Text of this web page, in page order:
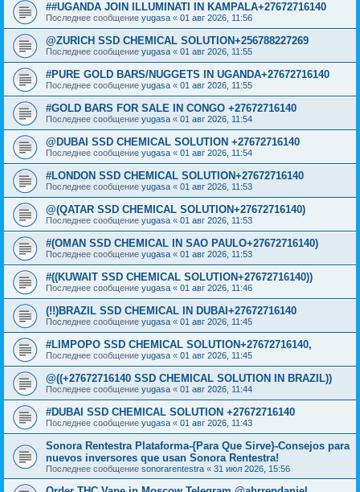
##UGANDA JOIN ILLUMINATI IN KAMPALA+27672716140
Последнее сообщение yugasa « 01 авг 2026, 11:56
@ZURICH SSD CHEMICAL SOLUTION+256788227269
Последнее сообщение yugasa « 01 авг 2026, 11:55
#PURE GOLD BARS/NUGGETS IN UGANDA+27672716140
Последнее сообщение yugasa « 01 авг 2026, 11:55
#GOLD BARS FOR SALE IN CONGO +27672716140
Последнее сообщение yugasa « 01 авг 2026, 11:54
@DUBAI SSD CHEMICAL SOLUTION +27672716140
Последнее сообщение yugasa « 01 авг 2026, 11:54
#LONDON SSD CHEMICAL SOLUTION+27672716140
Последнее сообщение yugasa « 01 авг 2026, 11:53
@(QATAR SSD CHEMICAL SOLUTION+27672716140)
Последнее сообщение yugasa « 01 авг 2026, 11:53
#(OMAN SSD CHEMICAL IN SAO PAULO+27672716140)
Последнее сообщение yugasa « 01 авг 2026, 11:53
#((KUWAIT SSD CHEMICAL SOLUTION+27672716140))
Последнее сообщение yugasa « 01 авг 2026, 11:46
(!!)BRAZIL SSD CHEMICAL IN DUBAI+27672716140
Последнее сообщение yugasa « 01 авг 2026, 11:45
#LIMPOPO SSD CHEMICAL SOLUTION+27672716140,
Последнее сообщение yugasa « 01 авг 2026, 11:45
@((+27672716140 SSD CHEMICAL SOLUTION IN BRAZIL))
Последнее сообщение yugasa « 01 авг 2026, 11:44
#DUBAI SSD CHEMICAL SOLUTION +27672716140
Последнее сообщение yugasa « 01 авг 2026, 11:43
Sonora Rentestra Plataforma-{Para Que Sirve}-Consejos para
nuevos inversores que usan Sonora Rentestra!
Последнее сообщение sonorarentestra « 31 июл 2026, 15:56